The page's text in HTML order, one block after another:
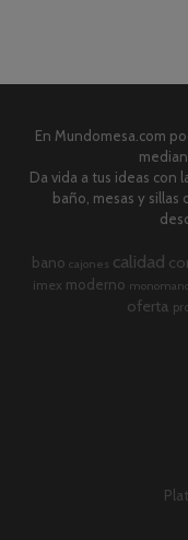
En Mundomesa.com
Da vida a tus ideas con
baño, mesas y sillas
bano cajones calidad
imex moderno
oferta